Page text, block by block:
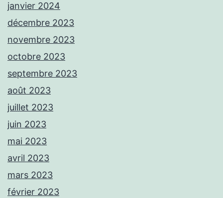
janvier 2024
décembre 2023
novembre 2023
octobre 2023
septembre 2023
août 2023
juillet 2023
juin 2023
mai 2023
avril 2023
mars 2023
février 2023